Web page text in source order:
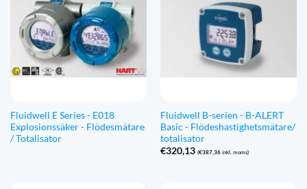
Fluidwell E Series - E018
Explosionssäker - Flödesmätare
/ Totalisator
Fluidwell B-serien - B-ALERT
Basic - Flödeshastighetsmätare/
totalisator
€320,13 (€387,36inkl. moms)